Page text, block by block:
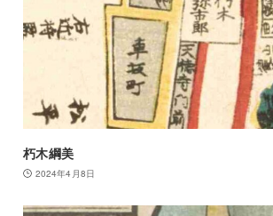
朽木綱美
2024年4月8日